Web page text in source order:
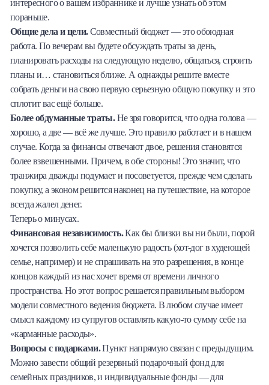
интересного о вашем избраннике и лучше узнать об этом
пораньше.
Общие дела и цели.Совместный бюджет — это обоюдная
работа. По вечерам вы будете обсуждать траты за день,
планировать расходы на следующую неделю, общаться, строить
планы и… становиться ближе. А однажды решите вместе
собрать деньги на свою первую серьезную общую покупку и это
сплотит вас ещё больше.
Более обдуманные траты.Не зря говорится, что одна голова —
хорошо, а две — всё же лучше. Это правило работает и в нашем
случае. Когда за финансы отвечают двое, решения становятся
более взвешенными. Причем, в обе стороны! Это значит, что
транжира дважды подумает и посоветуется, прежде чем сделать
покупку, а эконом решится наконец на путешествие, на которое
всегда жалел денег.
Теперь о минусах.
Финансовая независимость.Как бы близки вы ни были, порой
хочется позволить себе маленькую радость (хот-дог в худеющей
семье, например) и не спрашивать на это разрешения, в конце
концов каждый из нас хочет время от времени личного
пространства. Но этот вопрос решается правильным выбором
модели совместного ведения бюджета. В любом случае имеет
смысл каждому из супругов оставлять какую-то сумму себе на
«карманные расходы».
Вопросы с подарками.Пункт напрямую связан с предыдущим.
Можно завести общий резервный подарочный фонд для
семейных праздников, и индивидуальные фонды — для